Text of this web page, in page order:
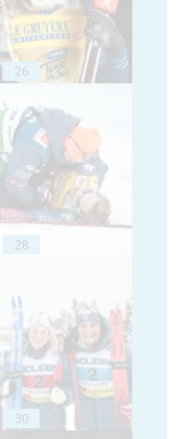
26
28
30